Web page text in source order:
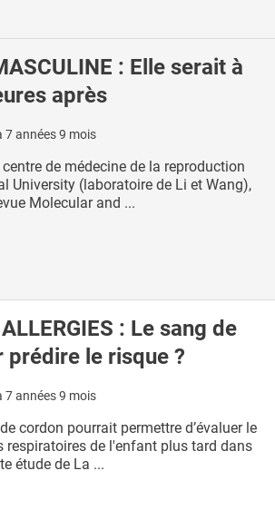
: Elle serait à
après
7 années 9 mois
de médecine de la reproduction
University (laboratoire de Li et Wang),
Molecular and ...
: Le sang de
le risque ?
7 années 9 mois
cordon pourrait permettre d’évaluer le
respiratoires de l'enfant plus tard dans
étude de La ...